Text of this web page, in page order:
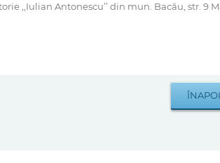
,,Iulian Antonescu’’ din mun. Bacău, str. 9